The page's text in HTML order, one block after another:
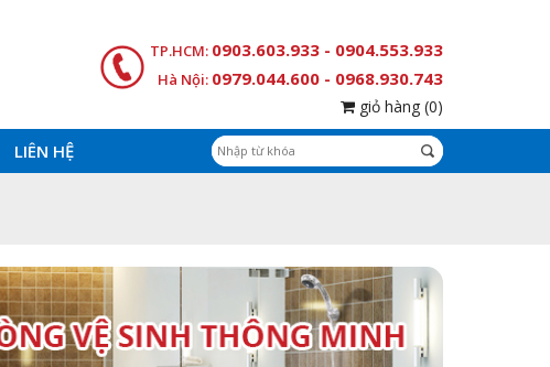
TP.HCM: 0903.603.933 - 0904.553.933
Hà Nội: 0979.044.600 - 0968.930.743
giỏ hàng (0)
LIÊN HỆ